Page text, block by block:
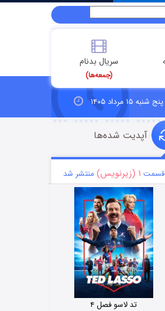
سریال بدنام
(جمعه‌ها)
پنج شنبه ۱۵ مرداد ۱۴۰۵
آپدیت شده‌ها
قسمت ۱ (زیرنویس) منتشر شد
تد لاسو فصل ۴